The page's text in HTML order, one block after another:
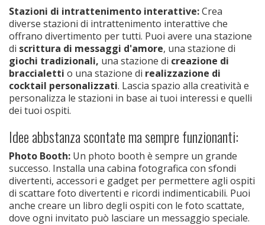
Stazioni di intrattenimento interattive:Crea
diverse stazioni di intrattenimento interattive che
offrano divertimento per tutti. Puoi avere una stazione
di scrittura di messaggi d'amore, una stazione di
giochi tradizionali, una stazione di creazione di
braccialetti o una stazione di realizzazione di
cocktail personalizzati. Lascia spazio alla creatività e
personalizza le stazioni in base ai tuoi interessi e quelli
dei tuoi ospiti.
Idee abbstanza scontate ma sempre funzionanti:
Photo Booth: Un photo booth è sempre un grande
successo. Installa una cabina fotografica con sfondi
divertenti, accessori e gadget per permettere agli ospiti
di scattare foto divertenti e ricordi indimenticabili. Puoi
anche creare un libro degli ospiti con le foto scattate,
dove ogni invitato può lasciare un messaggio speciale.